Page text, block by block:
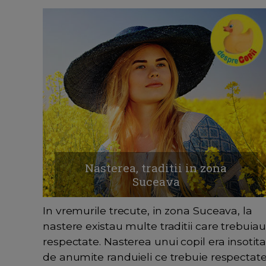
Nasterea, traditii in zona
Suceava
In vremurile trecute, in zona Suceava, la
nastere existau multe traditii care trebuiau
respectate. Nasterea unui copil era insotita
de anumite randuieli ce trebuie